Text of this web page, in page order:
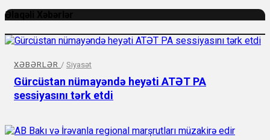
Əlaqəli Xəbərlər
XƏBƏRLƏR / Siyasət
Gürcüstan nümayəndə heyəti ATƏT PA
sessiyasını tərk etdi